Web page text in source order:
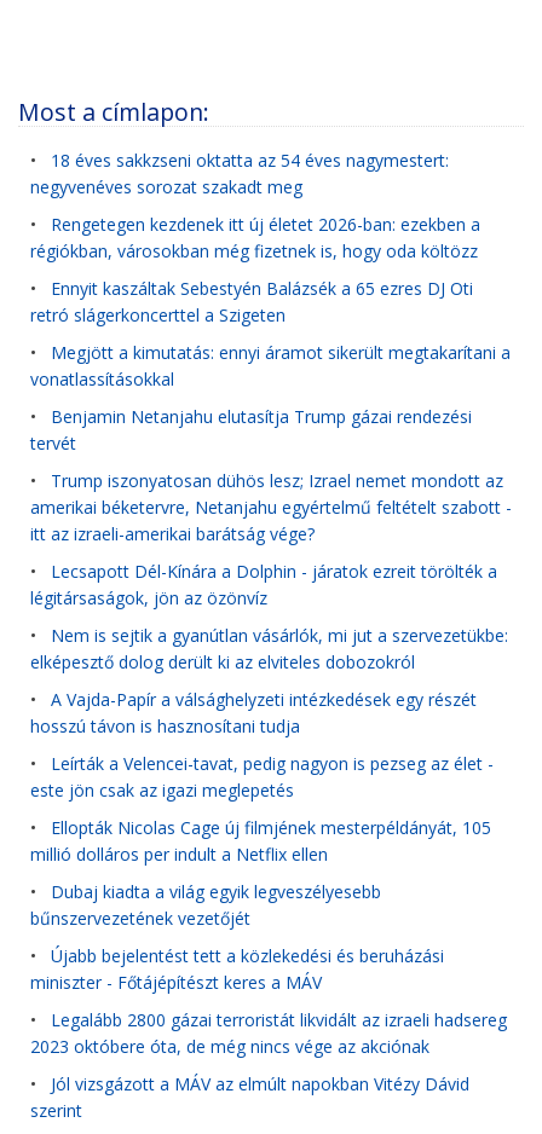
Most a címlapon:
• 18 éves sakkzseni oktatta az 54 éves nagymestert:
negyvenéves sorozat szakadt meg
• Rengetegen kezdenek itt új életet 2026-ban: ezekben a
régiókban, városokban még fizetnek is, hogy oda költözz
• Ennyit kaszáltak Sebestyén Balázsék a 65 ezres DJ Oti
retró slágerkoncerttel a Szigeten
• Megjött a kimutatás: ennyi áramot sikerült megtakarítani a
vonatlassításokkal
• Benjamin Netanjahu elutasítja Trump gázai rendezési
tervét
• Trump iszonyatosan dühös lesz; Izrael nemet mondott az
amerikai béketervre, Netanjahu egyértelmű feltételt szabott -
itt az izraeli-amerikai barátság vége?
• Lecsapott Dél-Kínára a Dolphin - járatok ezreit törölték a
légitársaságok, jön az özönvíz
• Nem is sejtik a gyanútlan vásárlók, mi jut a szervezetükbe:
elképesztő dolog derült ki az elviteles dobozokról
• A Vajda-Papír a válsághelyzeti intézkedések egy részét
hosszú távon is hasznosítani tudja
• Leírták a Velencei-tavat, pedig nagyon is pezseg az élet -
este jön csak az igazi meglepetés
• Ellopták Nicolas Cage új filmjének mesterpéldányát, 105
millió dolláros per indult a Netflix ellen
• Dubaj kiadta a világ egyik legveszélyesebb
bűnszervezetének vezetőjét
• Újabb bejelentést tett a közlekedési és beruházási
miniszter - Főtájépítészt keres a MÁV
• Legalább 2800 gázai terroristát likvidált az izraeli hadsereg
2023 októbere óta, de még nincs vége az akciónak
• Jól vizsgázott a MÁV az elmúlt napokban Vitézy Dávid
szerint